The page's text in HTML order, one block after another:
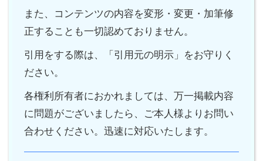
また、コンテンツの内容を変形・変更・加筆修
正することも一切認めておりません。
引用をする際は、「引用元の明示」をお守りく
ださい。
各権利所有者におかれましては、万一掲載内容
に問題がございましたら、ご本人様よりお問い
合わせください。迅速に対応いたします。